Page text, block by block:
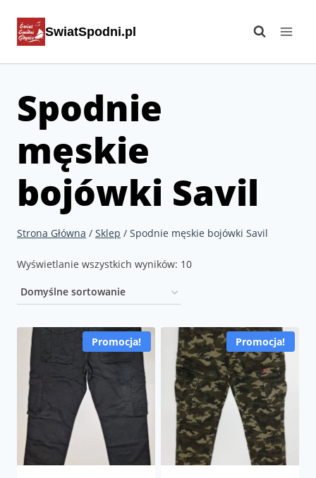
SwiatSpodni.pl
Spodnie
męskie
bojówki Savil
Strona Główna / Sklep / Spodnie męskie bojówki Savil
Wyświetlanie wszystkich wyników: 10
Promocja! Promocja!